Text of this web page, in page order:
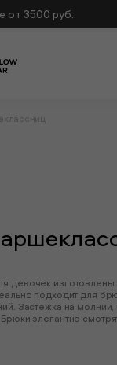
от 3500 руб.
девочек
подходит для
Застежка на
элегантно